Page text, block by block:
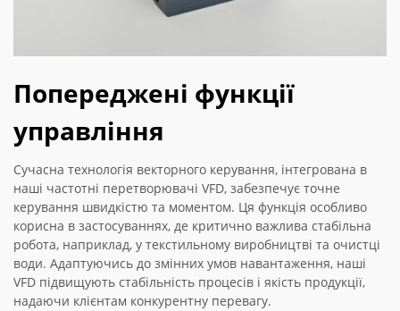
Попереджені функції
управління
Сучасна технологія векторного керування, інтегрована в
наші частотні перетворювачі VFD, забезпечує точне
керування швидкістю та моментом. Ця функція особливо
корисна в застосуваннях, де критично важлива стабільна
робота, наприклад, у текстильному виробництві та очистці
води. Адаптуючись до змінних умов навантаження, наші
VFD підвищують стабільність процесів і якість продукції,
надаючи клієнтам конкурентну перевагу.